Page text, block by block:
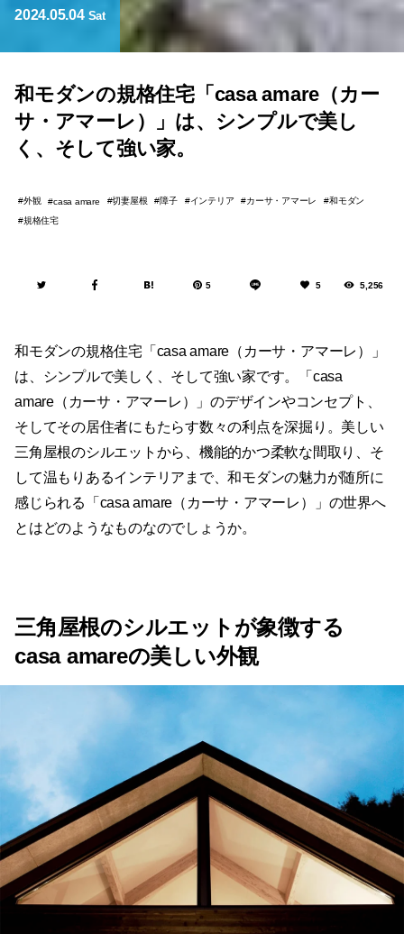
2024.05.04 Sat
和モダンの規格住宅「casa amare（カー
サ・アマーレ）」は、シンプルで美し
く、そして強い家。
外観 casa amare 切妻屋根 障子 インテリア カーサ・アマーレ
和モダン
規格住宅
5 5 5,256
和モダンの規格住宅「casa amare（カーサ・アマーレ）」
は、シンプルで美しく、そして強い家です。「casa
amare（カーサ・アマーレ）」のデザインやコンセプト、
そしてその居住者にもたらす数々の利点を深掘り。美しい
三角屋根のシルエットから、機能的かつ柔軟な間取り、そ
して温もりあるインテリアまで、和モダンの魅力が随所に
感じられる「casa amare（カーサ・アマーレ）」の世界へ
とはどのようなものなのでしょうか。
三角屋根のシルエットが象徴する
casa amareの美しい外観